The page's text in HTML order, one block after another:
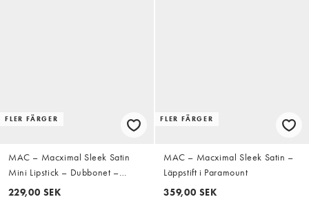
FLER FÄRGER
MAC – Macximal Sleek Satin
Mini Lipstick – Dubbonet –
Läppstift
229,00 SEK
FLER FÄRGER
MAC – Macximal Sleek Satin –
Läppstift i Paramount
359,00 SEK